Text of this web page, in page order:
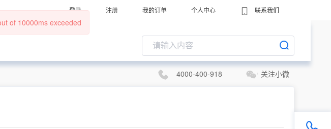
登录 注册 我的订单 个人中心 联系我们
4000-400-918 关注小微